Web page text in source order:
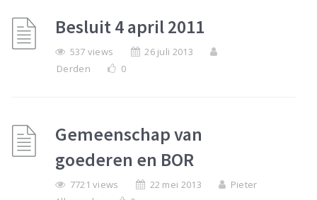
Besluit 4 april 2011
537 views
26 juli 2013
Derden
0
Gemeenschap van
goederen en BOR
7721 views 22 mei 2013
Pieter